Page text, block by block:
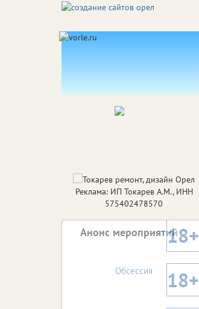
Реклама: ИП Токарев А.М., ИНН
575402478570
Анонс мероприятий18+
Обсессия 18+